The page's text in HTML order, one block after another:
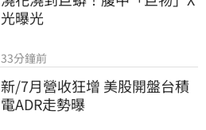
光曝光
33分鐘前
新/7月營收狂增 美股開盤台積
電ADR走勢曝